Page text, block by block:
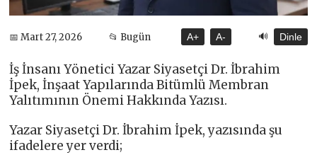
📅 Mart 27, 2026 📂 Bugün A+ A- 🔊 Dinle
İş İnsanı Yönetici Yazar Siyasetçi Dr. İbrahim
İpek, İnşaat Yapılarında Bitümlü Membran
Yalıtımının Önemi Hakkında Yazısı.
Yazar Siyasetçi Dr. İbrahim İpek, yazısında şu
ifadelere yer verdi;